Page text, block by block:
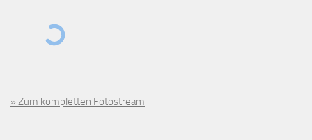
» Zum kompletten Fotostream